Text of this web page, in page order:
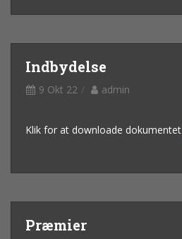
Indbydelse
9 Okt 22 admin
Klik for at downloade dokumentet
Præmier